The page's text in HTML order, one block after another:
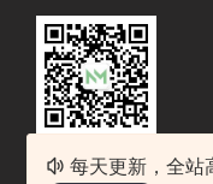
每天更新，全站